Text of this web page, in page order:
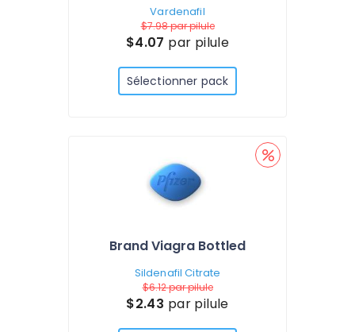
Vardenafil
$7.98par pilule
$4.07 par pilule
Sélectionner pack
Brand Viagra Bottled
Sildenafil Citrate
$6.12par pilule
$2.43 par pilule